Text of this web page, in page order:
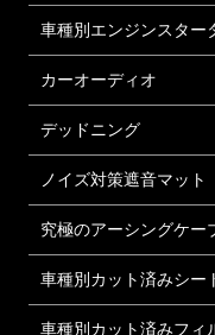
車種別エンジンスター
カーオーディオ
デッドニング
ノイズ対策遮音マット
究極のアーシングケー
車種別カット済みシー
車種別カット済みフィ